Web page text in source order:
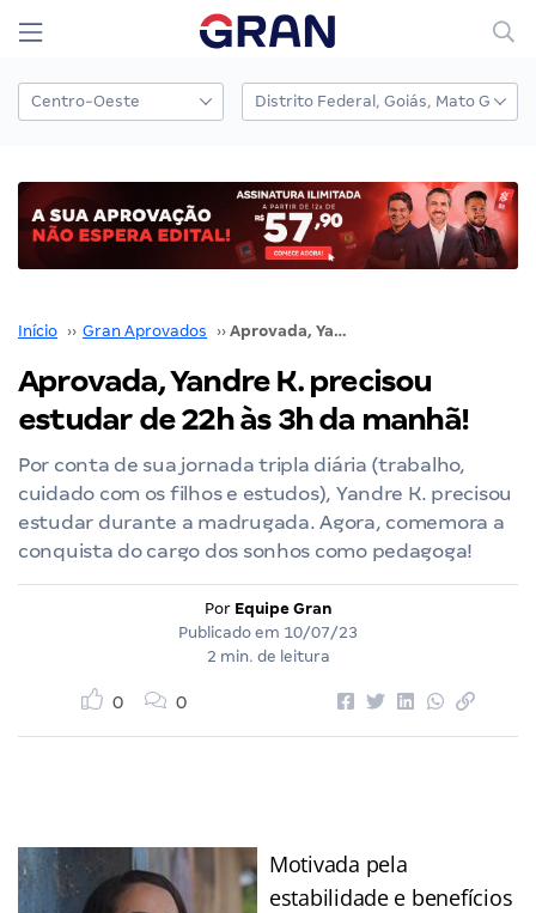
Início ›› Gran Aprovados ›› Aprovada, Yandre K. precisou estudar de 22h às 3h da manhã!
Aprovada, Yandre K. precisou
estudar de 22h às 3h da manhã!
Por conta de sua jornada tripla diária (trabalho,
cuidado com os filhos e estudos), Yandre K. precisou
estudar durante a madrugada. Agora, comemora a
conquista do cargo dos sonhos como pedagoga!
Por Equipe Gran
Publicado em 10/07/23
2 min. de leitura
0 0
Motivada pela
estabilidade e benefícios